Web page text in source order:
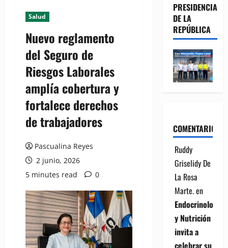
Salud
Nuevo reglamento
del Seguro de
Riesgos Laborales
amplía cobertura y
fortalece derechos
de trabajadores
Pascualina Reyes
2 junio, 2026
5 minutes read
0
PRESIDENCIA
DE LA
REPÚBLICA
COMENTARIOS
Ruddy
Griselidy De
La Rosa
Marte.en
Endocrinología
y Nutrición
invita a
celebrar su